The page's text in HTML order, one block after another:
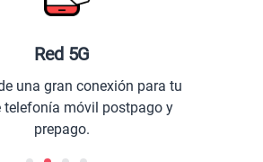
Red 5G
una gran conexión para tu
telefonía móvil postpago y
prepago.